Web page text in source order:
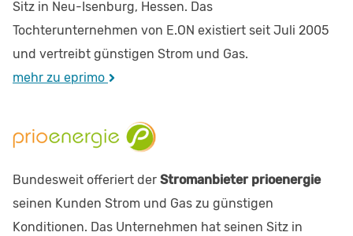
Sitz in Neu-Isenburg, Hessen. Das
Tochterunternehmen von E.ON existiert seit Juli 2005
und vertreibt günstigen Strom und Gas.
mehr zu eprimo
Bundesweit offeriert der Stromanbieter prioenergie
seinen Kunden Strom und Gas zu günstigen
Konditionen. Das Unternehmen hat seinen Sitz in